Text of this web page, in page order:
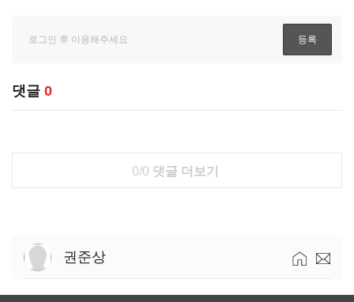
댓글 0
0/0 댓글 더보기
권준상